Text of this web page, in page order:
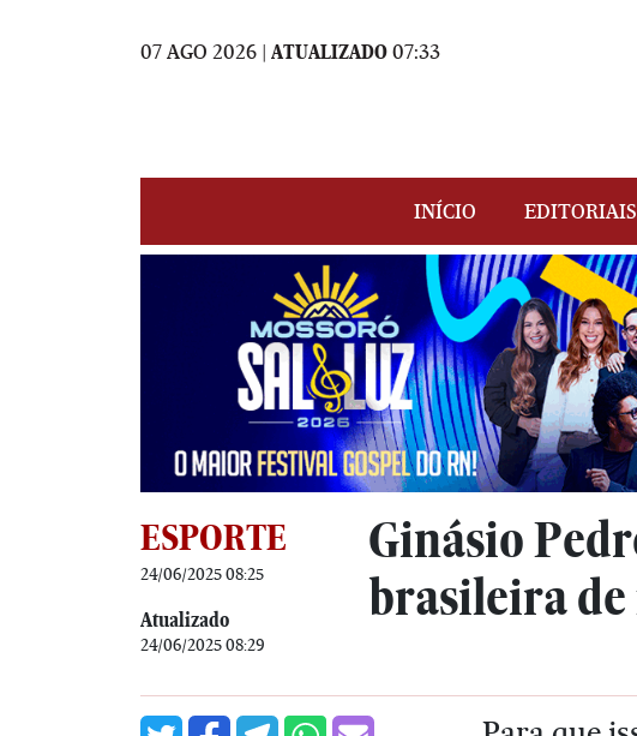
07 AGO 2026 | ATUALIZADO 07:33
INÍCIO EDITORIAIS
ESPORTE
24/06/2025 08:25
Atualizado
24/06/2025 08:29
Ginásio
brasileira